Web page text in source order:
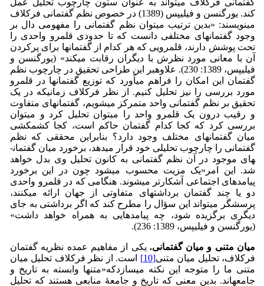
گفتمانی فرکلاف می­تواند به عنوان ستون چارچوب تحلیل عمل
کند. یورگنسن و فیلیپس (1389) در خصوص نظم گفتمانی فرکلاف
می­نویسند: «بدین ترتیب می­توان نظم گفتمانی را مفهومی دال بر
وجود گفتمان­های مختلفی دانست که تا حدودی قلمرو واحدی را
تحت پوشش دارند، قلمرویی که هر کدام از گفتمان­ها برای پرکردن
آن با معانی مورد نظرش با دیگران رقابت می­کند» (یورگنسن و
فیلیپس، 1389: 230). علاوه­بر این طراحی تحقیق در چارچوب نظم
گفتمان این امکان را فراهم می­آورد که توزیع گفتمان­ها در قلمرو
مورد بررسی را نیز تحلیل کنیم. از نظر فرکلاف زمانی­که در یک
تحقیق بر نظم گفتمانی واحد متمرکز می­شویم، گفتمان­های متفاوت
و رقیب درون یک قلمرو واحد را می­توان تحلیل کرد و می­توان
بررسی کرد که کجا کدام گفتمان حاکم است، کجا کشمکشی
میان گفتمان­های مختلف وجود دارد؟ بنابراین محققی که نظم
گفتمانی را چارچوب تحلیلی خود قرار می­دهد، برخورد میان گفتمان­
های موجود در آن نظم گفتمانی به کانون تحلیل وی بدل خواهد
شد. این امر«یک مزیت محسوب می­شود چون در این برخورد
پیامدهای اجتماعی آشکارتر می­شوند. هنگامی که در قلمرو واحدی
دو یا چند گفتمان برداشت­های متفاوتی از جهان ارائه می­کنند،
پرسشگر می­تواند این سؤال را مطرح کند که اگر برداشتی به جای
دیگری برگزیده شود، چه پیامدهایی به همراه خواهد داشت»
(یورگنسن و فیلیپس، 1389: 236).
میان متنی و میان گفتمانی. یکی از مفاهیم عمده نظریه گفتمان
فرکلاف، تحلیل میان متنی[10]
است. از نظر فرکلاف تحلیل میان
متنی ما را متوجه این نکته می­­سازدکه«متن­ها وابسته به تاریخ و
جامعه­اند. بدین معنی که تاریخ و جامعۀ منابعی هستند که تحلیل